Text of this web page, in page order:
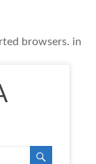
browsers. in